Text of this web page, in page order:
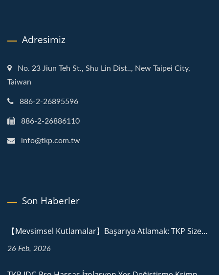
Adresimiz
No. 23 Jiun Teh St., Shu Lin Dist.., New Taipei City,
Taiwan
886-2-26895596
886-2-26886110
info@tkp.com.tw
Son Haberler
【Mevsimsel Kutlamalar】Başarıya Atlamak: TKP Size...
26 Feb, 2026